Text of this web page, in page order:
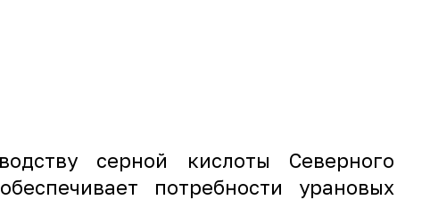
серной кислоты Северного
потребности урановых